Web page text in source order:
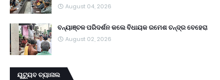
August 04, 2026
ବନ୍ୟାଞ୍ଚଳ ପରିଦର୍ଶନ କଲେ ବିଧାୟକ ରମେଶ ଚନ୍ଦ୍ର ବେହେରା
August 02, 2026
ୟୁଟ୍ୟୁବ ଚ୍ୟାନାଲ